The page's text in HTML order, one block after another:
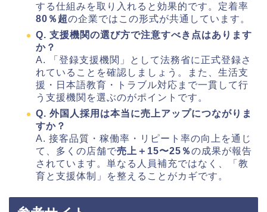
する仕組みを取り入れると効果的です。定着率
80％超の企業ではこの形式が共通しています。
Q. 支援機関の選び方で注意すべき点はあります
か？
A. 「登録支援機関」として法務省に正式登録さ
れていることを確認しましょう。また、生活支
援・日本語教育・トラブル対応まで一貫して行
う支援機関を選ぶのがポイントです。
Q. 外国人採用は本当に売上アップにつながりま
すか？
A. 接客品質・稼働率・リピート率の向上を通じ
て、多くの店舗で売上＋15〜25％の成果が報告
されています。単なる人員補充ではなく、「教
育と支援体制」を整えることがカギです。